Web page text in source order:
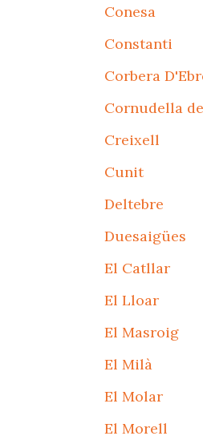
Conesa
Constanti
Corbera
Cornudella
Creixell
Cunit
Deltebre
Duesaigües
El Catllar
El Lloar
El Masroig
El Milà
El Molar
El Morell